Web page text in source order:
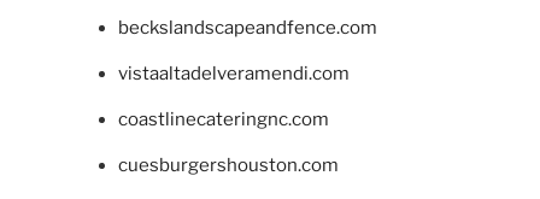
beckslandscapeandfence.com
vistaaltadelveramendi.com
coastlinecateringnc.com
cuesburgershouston.com